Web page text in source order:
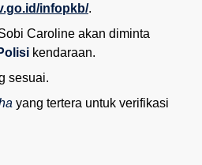
infopkb/.
Caroline akan diminta
kendaraan.
sesuai.
yang tertera untuk verifikasi